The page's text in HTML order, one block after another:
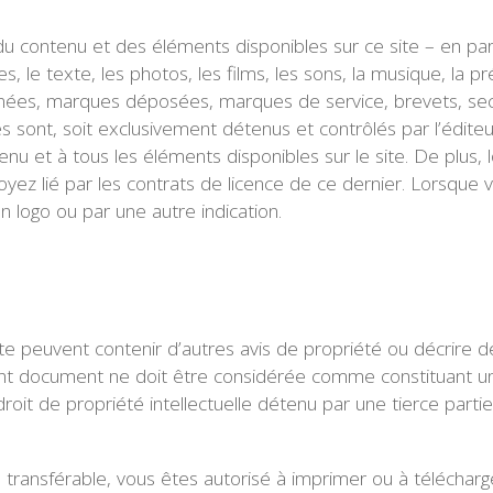
contenu et des éléments disponibles sur ce site – en
le texte, les photos, les films, les sons, la musique, la
marques déposées, marques de service, brevets,
soit exclusivement détenus et contrôlés par
et à tous les éléments disponibles sur le site. De
lié par les contrats de licence de ce dernier. Lorsque
logo ou par une autre indication.
peuvent contenir d’autres avis de propriété ou décrire
document ne doit être considérée comme constituant
de propriété intellectuelle détenu par une tierce
transférable, vous êtes autorisé à imprimer ou à